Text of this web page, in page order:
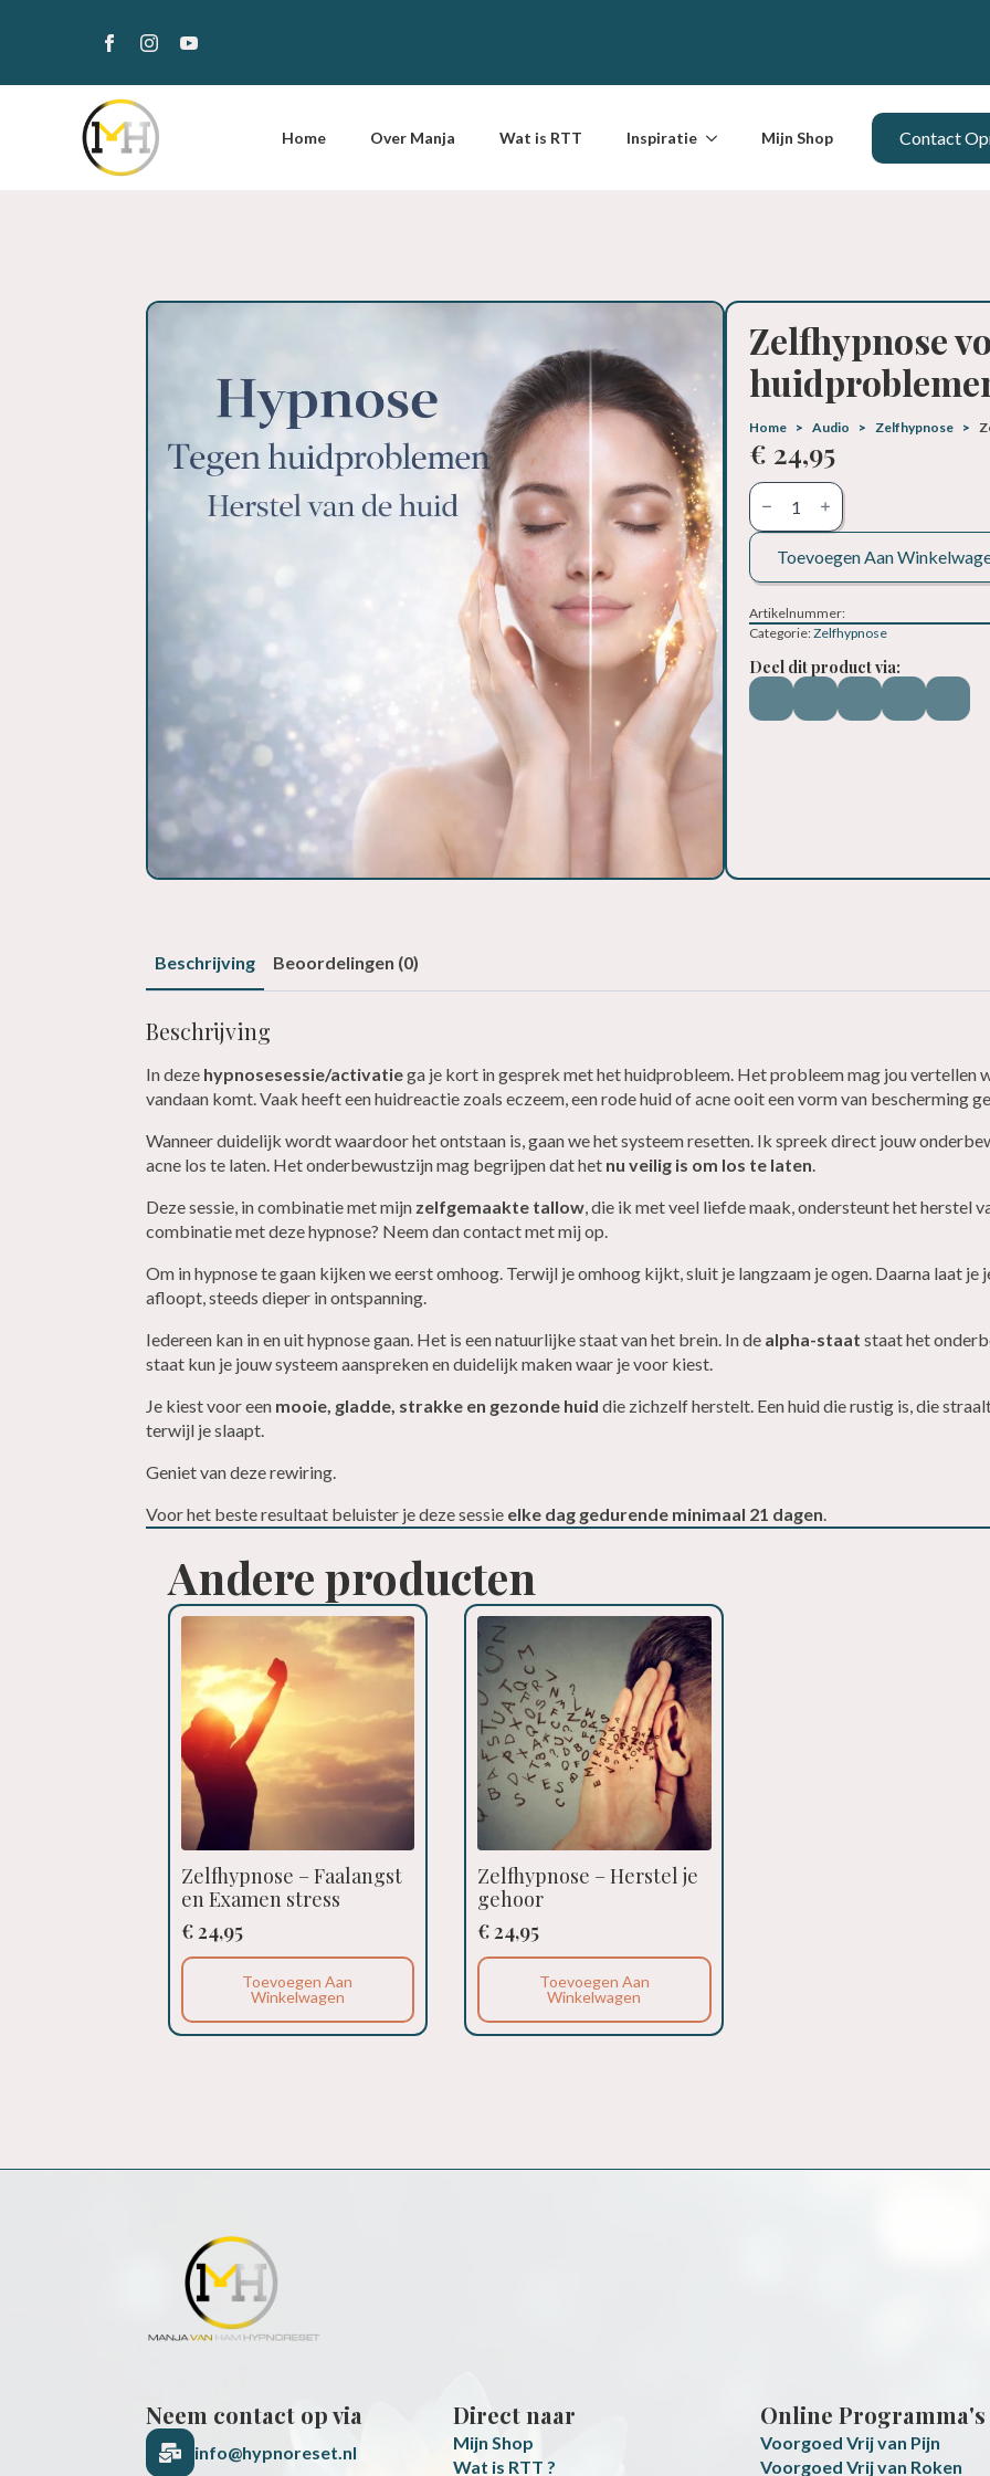
Home Over Manja Wat is RTT Inspiratie Mijn Shop Contact
Zelfhypnose
Home Audio Zelfhypnose
€ 24,95
Zelfhypnose
voor
huidproblemen
aantal
Toevoegen Aan
Artikelnummer:
Categorie:Zelfhypnose
Deel dit product via:
Beschrijving Beoordelingen (0)
Beschrijving
In deze hypnosesessie/activatiega je kort in gesprek met het huidprobleem. Het probleem mag jou vertellen
vandaan komt. Vaak heeft een huidreactie zoals eczeem, een rode huid of acne ooit een vorm van bescherming
Wanneer duidelijk wordt waardoor het ontstaan is, gaan we het systeem resetten. Ik spreek direct jouw
acne los te laten. Het onderbewustzijn mag begrijpen dat het nu veilig is om los te laten.
Deze sessie, in combinatie met mijn zelfgemaakte tallow, die ik met veel liefde maak, ondersteunt het herstel
combinatie met deze hypnose? Neem dan contact met mij op.
Om in hypnose te gaan kijken we eerst omhoog. Terwijl je omhoog kijkt, sluit je langzaam je ogen. Daarna laat je
afloopt, steeds dieper in ontspanning.
Iedereen kan in en uit hypnose gaan. Het is een natuurlijke staat van het brein. In de alpha-staat staat het
staat kun je jouw systeem aanspreken en duidelijk maken waar je voor kiest.
Je kiest voor een mooie, gladde, strakke en gezonde huid die zichzelf herstelt. Een huid die rustig is, die
terwijl je slaapt.
Geniet van deze rewiring.
Voor het beste resultaat beluister je deze sessie elke dag gedurende minimaal 21 dagen.
Andere producten
Zelfhypnose – Faalangst
en Examen stress
€24,95
Toevoegen Aan
Winkelwagen
Zelfhypnose – Herstel je
gehoor
€24,95
Toevoegen Aan
Winkelwagen
Neem contact op via
info@hypnoreset.nl
Direct naar
Mijn Shop
Wat is RTT ?
Online Programma's
Voorgoed Vrij van Pijn
Voorgoed Vrij van Roken